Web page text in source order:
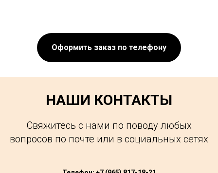
Оформить заказ по телефону
НАШИ КОНТАКТЫ
Свяжитесь с нами по поводу любых
вопросов по почте или в социальных сетях